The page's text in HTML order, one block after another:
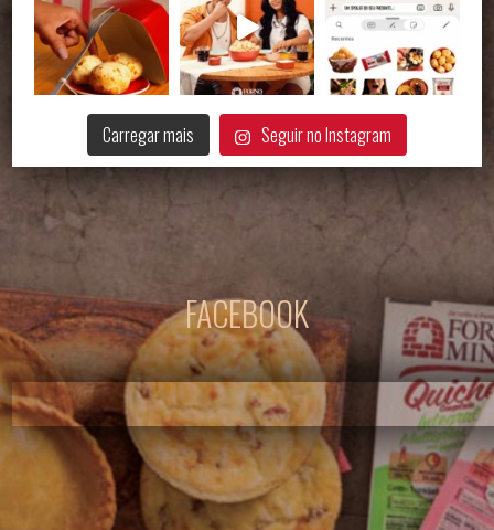
Carregar mais Seguir no Instagram
FACEBOOK